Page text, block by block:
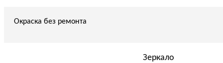
Окраска без ремонта
Зеркало